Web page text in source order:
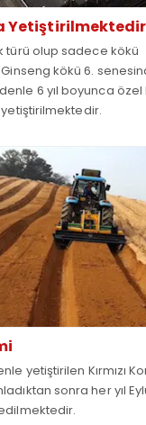
Yetiştirilmektedir
türü olup sadece kökü
Ginseng kökü 6.
6 yıl boyunca
yetiştirilen Kırmızı
sonra her yıl